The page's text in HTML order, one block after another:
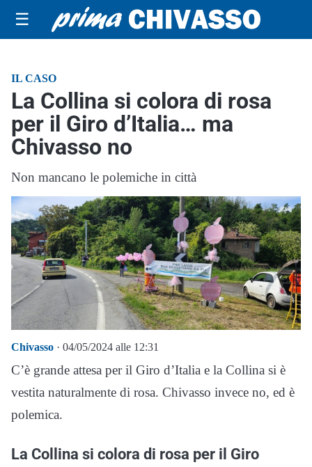
☰
IL CASO
La Collina si colora di rosa
per il Giro d’Italia… ma
Chivasso no
Non mancano le polemiche in città
Chivasso · 04/05/2024 alle 12:31
C’è grande attesa per il Giro d’Italia e la Collina si è
vestita naturalmente di rosa. Chivasso invece no, ed è
polemica.
La Collina si colora di rosa per il Giro